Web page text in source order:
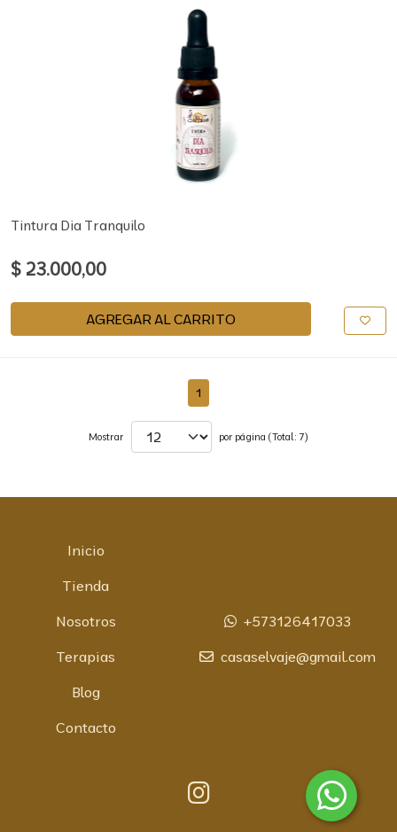
Tintura Dia Tranquilo
$ 23.000,00
AGREGAR AL CARRITO
1
Mostrar por página (Total: 7)
Inicio
Tienda
Nosotros
Terapias
Blog
Contacto
+573126417033
casaselvaje@gmail.com